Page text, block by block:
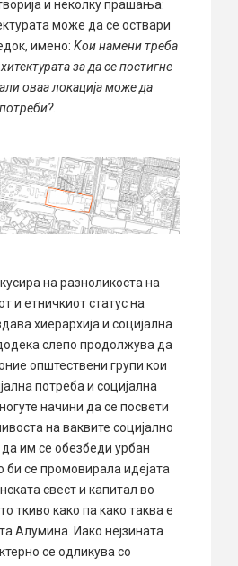
и неколку прашања:
може да се оствари
имено: Kои намени треба
за да се постигне
оваа локација може да
на разноликоста на
и етничкиот статус на
хиерархиja и социјална
слепо продолжува да
општествени групи кои
потреба и социјална
начини да се посвети
на ваквите социјално
им се обезбеди урбан
би се промовирала идејата
свест и капитал во
ткиво како па како таква е
Алумина. Иако нејзината
се одликува со